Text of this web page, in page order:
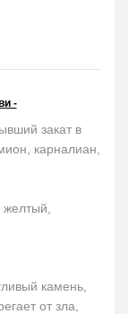
-
закат в
карналиан,
камень,
от зла,